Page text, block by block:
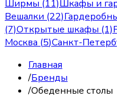
Ширмы (11)Шкафы и
Вешалки (22)
(7)Открытые шкафы (1)
Москва (5)Санкт-
Главная
/Бренды
/Обеденные столы